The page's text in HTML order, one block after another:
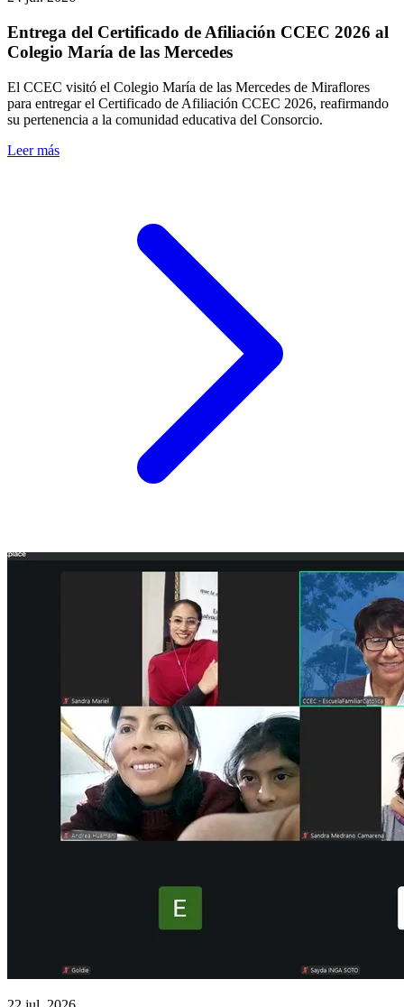
Entrega del Certificado de Afiliación CCEC 2026 al
Colegio María de las Mercedes
El CCEC visitó el Colegio María de las Mercedes de Miraflores
para entregar el Certificado de Afiliación CCEC 2026, reafirmando
su pertenencia a la comunidad educativa del Consorcio.
Leer más